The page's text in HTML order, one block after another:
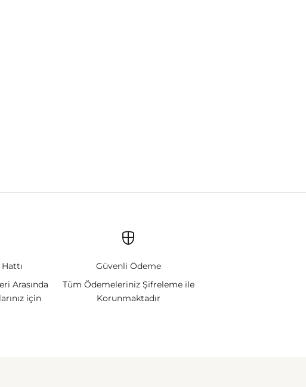
Arasında
için
Güvenli Ödeme
Tüm Ödemeleriniz Şifreleme ile
Korunmaktadır